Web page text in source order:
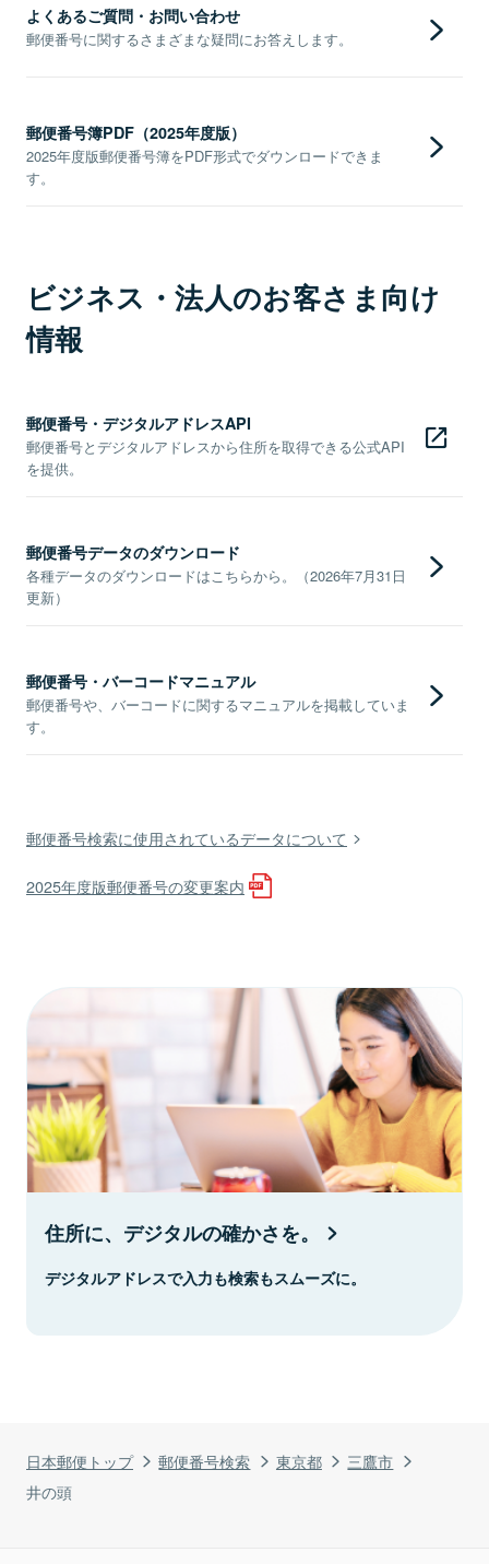
日本郵便トップ 郵便番号検索 東京都
三鷹市
井の頭
よくあるご質問・お問い合わせ
郵便番号に関するさまざまな疑問にお答えします。
郵便番号簿PDF（2025年度版）
2025年度版郵便番号簿をPDF形式でダウンロードできま
す。
ビジネス・法人のお客さま向け
情報
郵便番号・デジタルアドレスAPI
郵便番号とデジタルアドレスから住所を取得できる公式API
を提供。
郵便番号データのダウンロード
各種データのダウンロードはこちらから。（2026年7月31日
更新）
郵便番号・バーコードマニュアル
郵便番号や、バーコードに関するマニュアルを掲載していま
す。
郵便番号検索に使用されているデータについて
2025年度版郵便番号の変更案内
住所に、デジタルの確かさを。
デジタルアドレスで入力も検索もスムーズに。